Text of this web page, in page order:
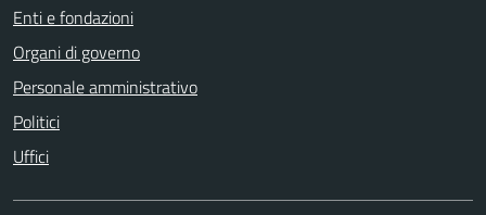
Enti e fondazioni
Organi di governo
Personale amministrativo
Politici
Uffici